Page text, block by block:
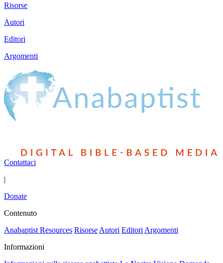
Risorse
Autori
Editori
Argomenti
Contattaci
|
Donate
Contenuto
Anabaptist Resources Risorse Autori Editori Argomenti
Informazioni